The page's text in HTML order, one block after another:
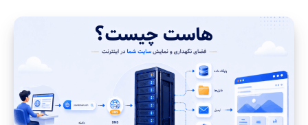
کامل
VPS،
کاربردها،
مزایا
تفاوت